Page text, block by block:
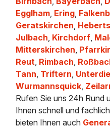
Egglham, Ering,
Geratskirchen,
Julbach, Kirchdorf,
Mitterskirchen,
Reut, Rimbach,
Tann, Triftern,
Wurmannsquick,
Rufen Sie uns 24h Rund
Ihnen schnell und
bieten Ihnen auch